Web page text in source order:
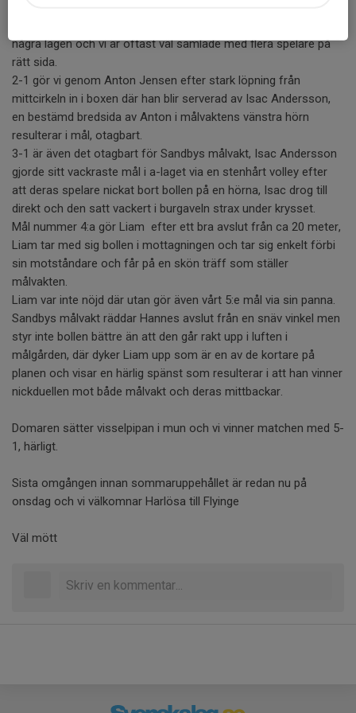
några lägen och vi är oftast väl samlade med flera spelare på
rätt sida.
2-1 gör vi genom Anton Jensen efter stark löpning från
mittcirkeln in i boxen där han blir serverad av Isac Andersson,
en bestämd bredsida av Anton i målvaktens vänstra hörn
resulterar i mål, otagbart.
3-1 är även det otagbart för Sandbys målvakt, Isac Andersson
gjorde sitt vackraste mål i a-laget via en stenhårt volley efter
att deras spelare nickat bort bollen på en hörna, Isac drog till
direkt och den satt vackert i burgaveln strax under krysset.
Mål nummer 4:a gör Liam efter ett bra avslut från ca 20 meter,
Liam tar med sig bollen i mottagningen och tar sig enkelt förbi
sin motståndare och får på en skön träff som ställer
målvakten.
Liam var inte nöjd där utan gör även vårt 5:e mål via sin panna.
Sandbys målvakt räddar Hannes avslut från en snäv vinkel men
styr inte bollen bättre än att den går rakt upp i luften i
målgården, där dyker Liam upp som är en av de kortare på
planen och visar en härlig spänst som resulterar i att han vinner
nickduellen mot både målvakt och deras mittbackar.
Domaren sätter visselpipan i mun och vi vinner matchen med 5-
1, härligt.
Sista omgången innan sommaruppehållet är redan nu på
onsdag och vi välkomnar Harlösa till Flyinge
Väl mött